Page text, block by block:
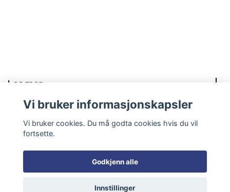
Les mer
© 2026 Mayas knyterier
Vi bruker informasjonskapsler
Vi bruker cookies. Du må godta cookies hvis du vil
fortsette.
Godkjenn alle
Innstillinger